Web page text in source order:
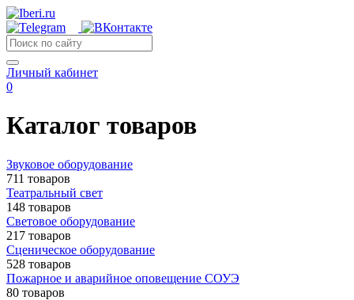
Личный кабинет
0
Каталог товаров
Звуковое оборудование
711 товаров
Театральный свет
148 товаров
Световое оборудование
217 товаров
Сценическое оборудование
528 товаров
Пожарное и аварийное оповещение СОУЭ
80 товаров